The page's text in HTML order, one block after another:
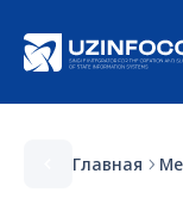
Главная